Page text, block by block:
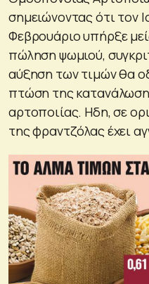
σημειώνοντας ότι τον
Φεβρουάριο υπήρξε
πώληση ψωμιού,
αύξηση των τιμών θα
πτώση της
αρτοποιίας. Ηδη, σε
της φραντζόλας έχει